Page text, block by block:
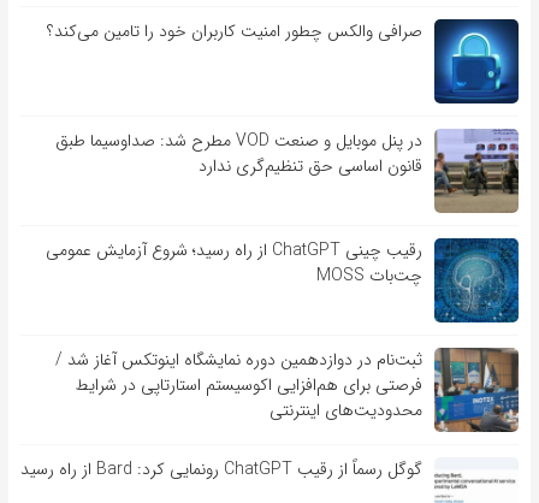
صرافی والکس چطور امنیت کاربران خود را تامین می‌کند؟
در پنل موبایل و صنعت VOD مطرح شد: صداوسیما طبق
قانون اساسی حق تنظیم‌گری ندارد
رقیب چینی ChatGPT از راه رسید؛ شروع آزمایش عمومی
چت‌بات MOSS
ثبت‌نام در دوازدهمین دوره نمایشگاه اینوتکس آغاز شد /
فرصتی برای هم‌افزایی اکوسیستم استارتاپی در شرایط
محدودیت‌های اینترنتی
گوگل رسماً از رقیب ChatGPT رونمایی کرد: Bard از راه رسید